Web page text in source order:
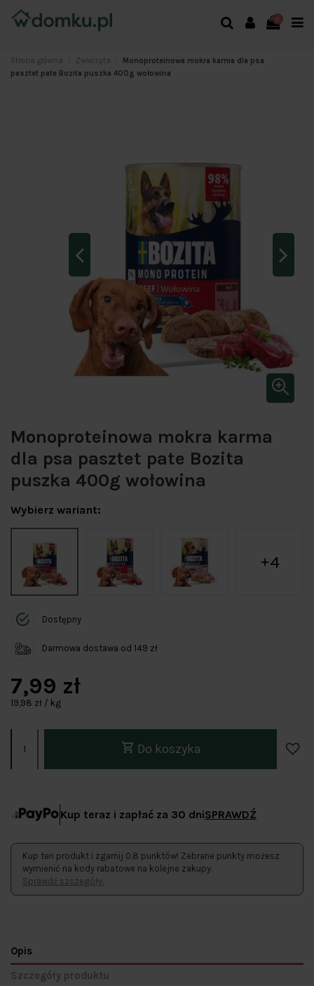
Strona główna Zwierzęta
Monoproteinowa mokra karma dla psa
pasztet pate Bozita puszka 400g wołowina
Monoproteinowa mokra karma
dla psa pasztet pate Bozita
puszka 400g wołowina
Wybierz wariant:
4
Dostępny
Darmowa dostawa od 149 zł
7,99 zł
19,98 zł / kg
Do koszyka
Kup teraz i zapłać za 30 dniSPRAWDŹ
Kup ten produkt i zgarnij 0.8 punktów! Zebrane punkty możesz
wymienić na kody rabatowe na kolejne zakupy.
Sprawdź szczegóły.
Opis
Szczegóły produktu